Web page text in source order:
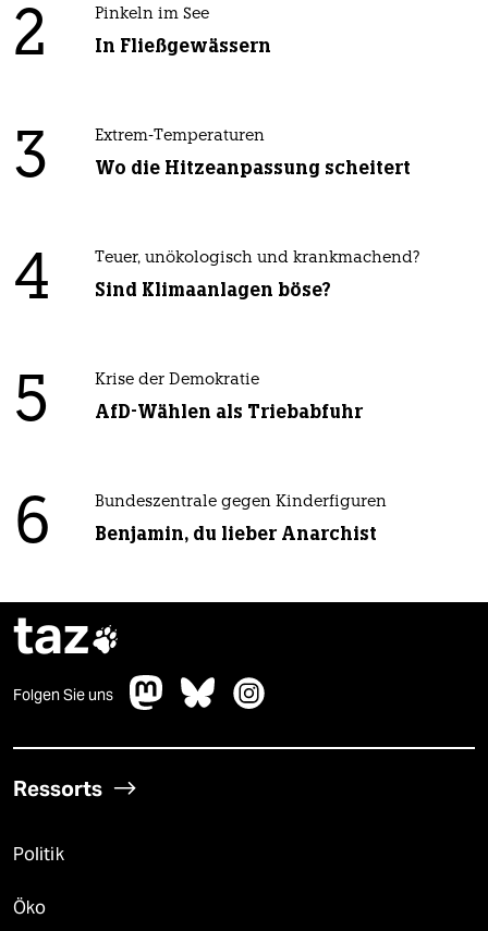
2 Pinkeln im See
In Fließgewässern
3 Extrem-Temperaturen
Wo die Hitzeanpassung scheitert
4 Teuer, unökologisch und krankmachend?
Sind Klimaanlagen böse?
5 Krise der Demokratie
AfD-Wählen als Triebabfuhr
6 Bundeszentrale gegen Kinderfiguren
Benjamin, du lieber Anarchist
taz
Folgen Sie uns
Ressorts
Politik
Öko